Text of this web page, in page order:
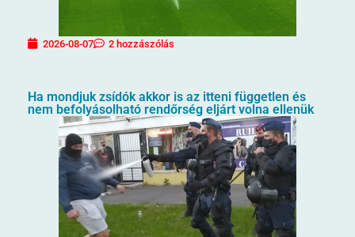
2026-08-07 2 hozzászólás
Ha mondjuk zsídók akkor is az itteni független és
nem befolyásolható rendőrség eljárt volna ellenük